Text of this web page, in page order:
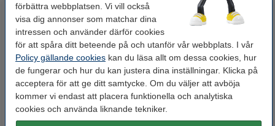
förbättra webbplatsen. Vi vill också
visa dig annonser som matchar dina
intressen och använder därför cookies
för att spåra ditt beteende på och utanför vår webbplats. I vår
Policy gällande cookies kan du läsa allt om dessa cookies, hur
de fungerar och hur du kan justera dina inställningar. Klicka på
acceptera för att ge ditt samtycke. Om du väljer att avböja
kommer vi endast att placera funktionella och analytiska
cookies och använda liknande tekniker.
Whiteboardpenna 2.5mm |
123ink | sorterade färger | 4st
Märkpenna permanent 2.5mm |